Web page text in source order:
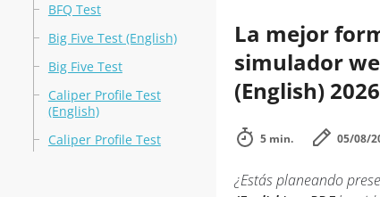
BFQ Test
Big Five Test (English)
Big Five Test
Caliper Profile Test
(English)
Caliper Profile Test
La mejor
simulador
(English) 2026
5 min. 05/08/
¿Estás planeando